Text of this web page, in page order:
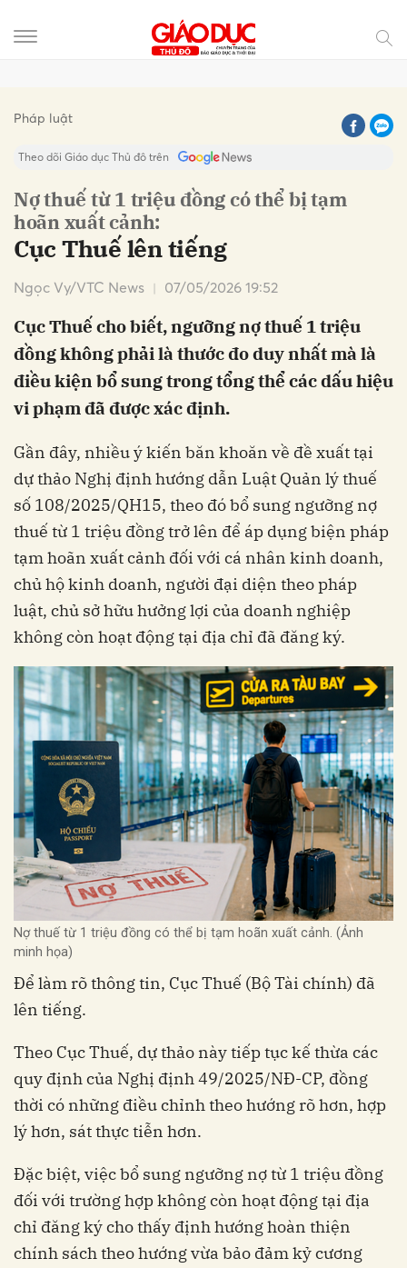
Pháp luật
Theo dõi Giáo dục Thủ đô trên
Nợ thuế từ 1 triệu đồng có thể bị tạm
hoãn xuất cảnh:
Cục Thuế lên tiếng
Ngọc Vy/VTC News 07/05/2026 19:52
Cục Thuế cho biết, ngưỡng nợ thuế 1 triệu
đồng không phải là thước đo duy nhất mà là
điều kiện bổ sung trong tổng thể các dấu hiệu
vi phạm đã được xác định.
Gần đây, nhiều ý kiến băn khoăn về đề xuất tại
dự thảo Nghị định hướng dẫn Luật Quản lý thuế
số 108/2025/QH15, theo đó bổ sung ngưỡng nợ
thuế từ 1 triệu đồng trở lên để áp dụng biện pháp
tạm hoãn xuất cảnh đối với cá nhân kinh doanh,
chủ hộ kinh doanh, người đại diện theo pháp
luật, chủ sở hữu hưởng lợi của doanh nghiệp
không còn hoạt động tại địa chỉ đã đăng ký.
Nợ thuế từ 1 triệu đồng có thể bị tạm hoãn xuất cảnh. (Ảnh
minh họa)
Để làm rõ thông tin, Cục Thuế (Bộ Tài chính) đã
lên tiếng.
Theo Cục Thuế, dự thảo này tiếp tục kế thừa các
quy định của Nghị định 49/2025/NĐ-CP, đồng
thời có những điều chỉnh theo hướng rõ hơn, hợp
lý hơn, sát thực tiễn hơn.
Đặc biệt, việc bổ sung ngưỡng nợ từ 1 triệu đồng
đối với trường hợp không còn hoạt động tại địa
chỉ đăng ký cho thấy định hướng hoàn thiện
chính sách theo hướng vừa bảo đảm kỷ cương
Hủy